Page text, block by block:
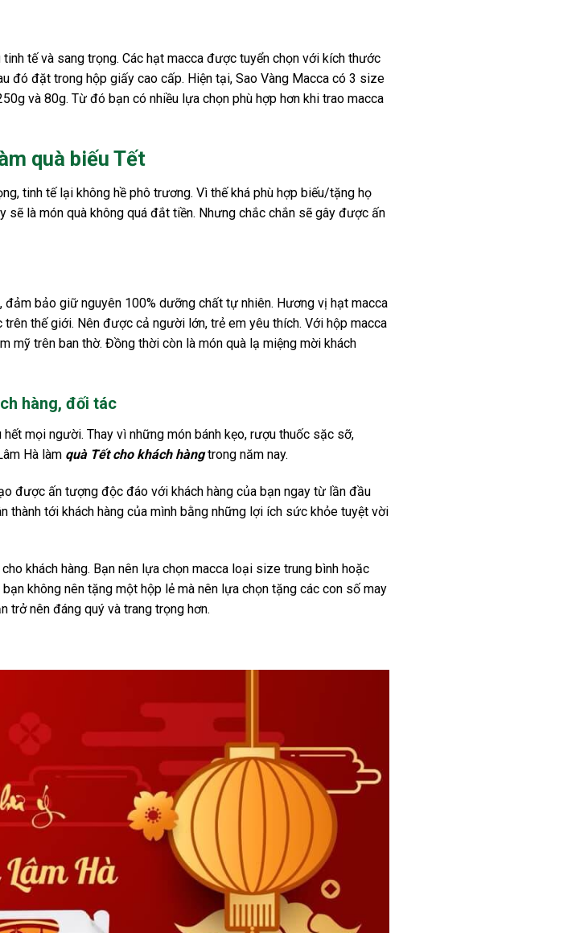
tế và sang trọng. Các hạt macca được tuyển chọn với kích thước
đó đặt trong hộp giấy cao cấp. Hiện tại, Sao Vàng Macca có 3 size
và 80g. Từ đó bạn có nhiều lựa chọn phù hợp hơn khi trao macca
quà biếu Tết
tinh tế lại không hề phô trương. Vì thế khá phù hợp biếu/tặng họ
sẽ là món quà không quá đắt tiền. Nhưng chắc chắn sẽ gây được ấn
bảo giữ nguyên 100% dưỡng chất tự nhiên. Hương vị hạt macca
thế giới. Nên được cả người lớn, trẻ em yêu thích. Với hộp macca
mỹ trên ban thờ. Đồng thời còn là món quà lạ miệng mời khách
hàng, đối tác
mọi người. Thay vì những món bánh kẹo, rượu thuốc sặc sỡ,
Hà làm quà Tết cho khách hàngtrong năm nay.
được ấn tượng độc đáo với khách hàng của bạn ngay từ lần đầu
thành tới khách hàng của mình bằng những lợi ích sức khỏe tuyệt vời
khách hàng. Bạn nên lựa chọn macca loại size trung bình hoặc
không nên tặng một hộp lẻ mà nên lựa chọn tặng các con số may
trở nên đáng quý và trang trọng hơn.